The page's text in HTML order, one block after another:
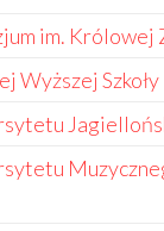
im. Królowej
Wyższej